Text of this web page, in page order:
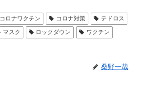
コロナワクチン コロナ対策
テドロス
マスク ロックダウン
ワクチン
桑野一哉